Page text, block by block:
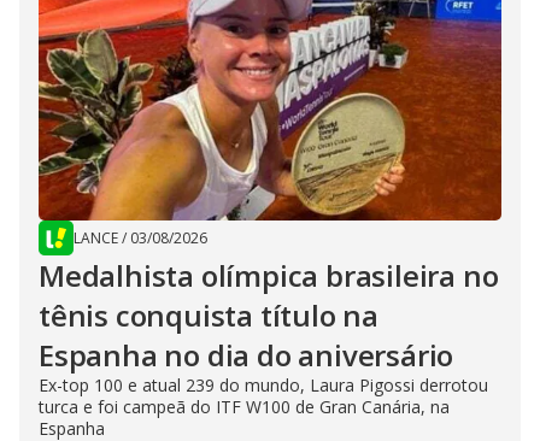
LANCE/ 03/08/2026
Medalhista olímpica brasileira no
tênis conquista título na
Espanha no dia do aniversário
Ex-top 100 e atual 239 do mundo, Laura Pigossi derrotou
turca e foi campeã do ITF W100 de Gran Canária, na
Espanha